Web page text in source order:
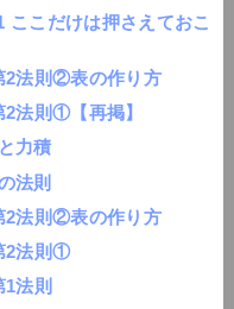
ここだけは押さえておこ
法則②表の作り方
法則①【再掲】
力積
法則
法則②表の作り方
2法則①
法則